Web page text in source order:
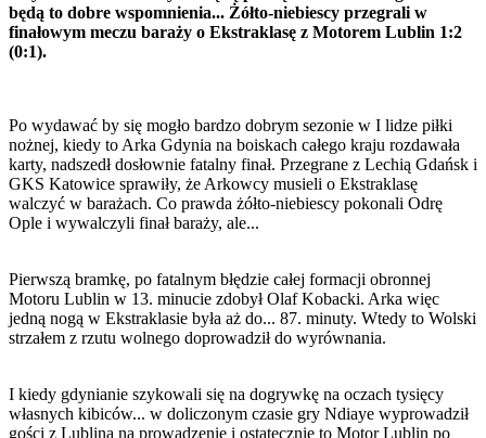
będą to dobre wspomnienia... Żółto-niebiescy przegrali w
finałowym meczu baraży o Ekstraklasę z Motorem Lublin 1:2
(0:1).
Po wydawać by się mogło bardzo dobrym sezonie w I lidze piłki
nożnej, kiedy to Arka Gdynia na boiskach całego kraju rozdawała
karty, nadszedł dosłownie fatalny finał. Przegrane z Lechią Gdańsk i
GKS Katowice sprawiły, że Arkowcy musieli o Ekstraklasę
walczyć w barażach. Co prawda żółto-niebiescy pokonali Odrę
Ople i wywalczyli finał baraży, ale...
Pierwszą bramkę, po fatalnym błędzie całej formacji obronnej
Motoru Lublin w 13. minucie zdobył Olaf Kobacki. Arka więc
jedną nogą w Ekstraklasie była aż do... 87. minuty. Wtedy to Wolski
strzałem z rzutu wolnego doprowadził do wyrównania.
I kiedy gdynianie szykowali się na dogrywkę na oczach tysięcy
własnych kibiców... w doliczonym czasie gry Ndiaye wyprowadził
gości z Lublina na prowadzenie i ostatecznie to Motor Lublin po